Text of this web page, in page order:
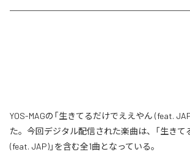
YOS-MAGの「生きてるだけでええやん (feat.
た。今回デジタル配信された楽曲は、「生きて
(feat. JAP)」を含む全1曲となっている。